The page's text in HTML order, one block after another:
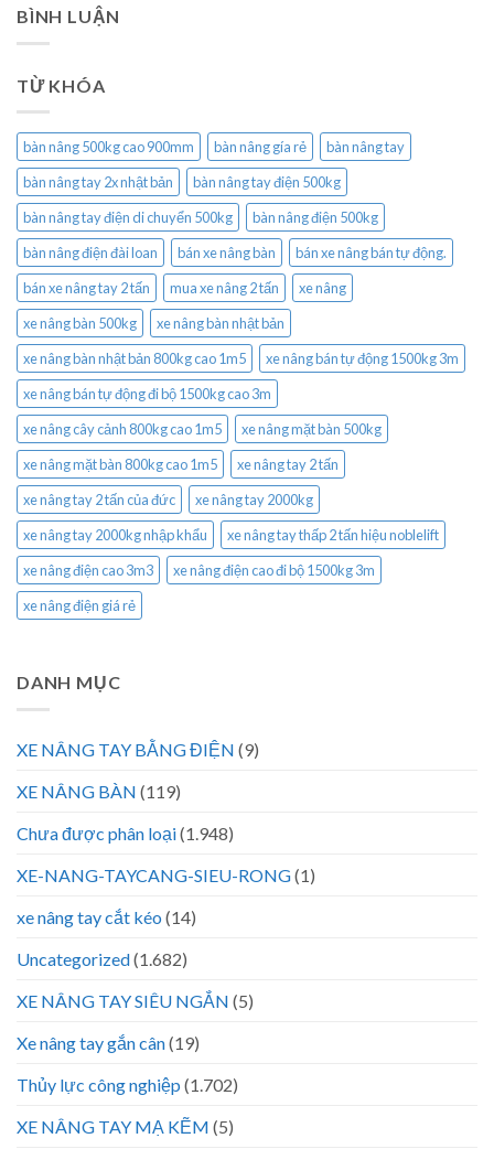
BÌNH LUẬN
TỪ KHÓA
bàn nâng 500kg cao 900mm bàn nâng gía rẻ
bàn nâng tay
bàn nâng tay 2x nhật bản
bàn nâng tay điện 500kg
bàn nâng tay điện di chuyển 500kg
bàn nâng điện 500kg
bàn nâng điện đài loan
bán xe nâng bàn
bán xe nâng bán tự động.
bán xe nâng tay 2 tấn
mua xe nâng 2 tấn
xe nâng
xe nâng bàn 500kg
xe nâng bàn nhật bản
xe nâng bàn nhật bản 800kg cao 1m5
xe nâng bán tự động 1500kg 3m
xe nâng bán tự động đi bộ 1500kg cao 3m
xe nâng cây cảnh 800kg cao 1m5
xe nâng mặt bàn 500kg
xe nâng mặt bàn 800kg cao 1m5
xe nâng tay 2 tấn
xe nâng tay 2 tấn của đức
xe nâng tay 2000kg
xe nâng tay 2000kg nhập khẩu
xe nâng tay thấp 2 tấn hiệu noblelift
xe nâng điện cao 3m3
xe nâng điện cao đi bộ 1500kg 3m
xe nâng điện giá rẻ
DANH MỤC
XE NÂNG TAY BẰNG ĐIỆN (9)
XE NÂNG BÀN (119)
Chưa được phân loại(1.948)
XE-NANG-TAYCANG-SIEU-RONG(1)
xe nâng tay cắt kéo (14)
Uncategorized(1.682)
XE NÂNG TAY SIÊU NGẮN (5)
Xe nâng tay gắn cân(19)
Thủy lực công nghiệp (1.702)
XE NÂNG TAY MẠ KẼM (5)